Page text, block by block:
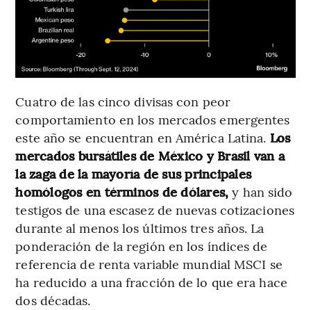
Cuatro de las cinco divisas con peor
comportamiento en los mercados emergentes
este año se encuentran en América Latina. Los
mercados bursátiles de México y Brasil van a
la zaga de la mayoría de sus principales
homólogos en términos de dólares, y han sido
testigos de una escasez de nuevas cotizaciones
durante al menos los últimos tres años. La
ponderación de la región en los índices de
referencia de renta variable mundial MSCI se
ha reducido a una fracción de lo que era hace
dos décadas.